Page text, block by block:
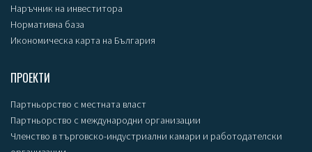
Наръчник на инвеститора
Нормативна база
Икономическа карта на България
ПРОЕКТИ
Партньорство с местната власт
Партньорство с международни организации
Членство в търговско-индустриални камари и работодателски